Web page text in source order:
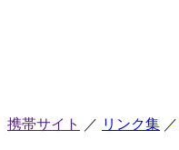
携帯サイト リンク集